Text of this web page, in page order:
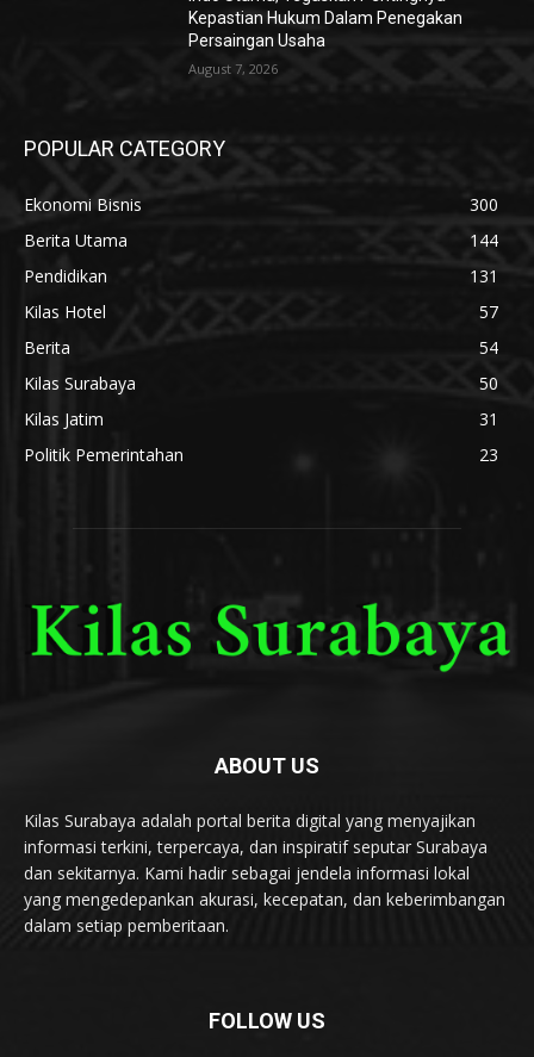
Kepastian Hukum Dalam Penegakan
Persaingan Usaha
August 7, 2026
POPULAR CATEGORY
Ekonomi Bisnis
300
Berita Utama
144
Pendidikan
131
Kilas Hotel
57
Berita
54
Kilas Surabaya
50
Kilas Jatim
31
Politik Pemerintahan
23
ABOUT US
Kilas Surabaya adalah portal berita digital yang menyajikan
informasi terkini, terpercaya, dan inspiratif seputar Surabaya
dan sekitarnya. Kami hadir sebagai jendela informasi lokal
yang mengedepankan akurasi, kecepatan, dan keberimbangan
dalam setiap pemberitaan.
FOLLOW US